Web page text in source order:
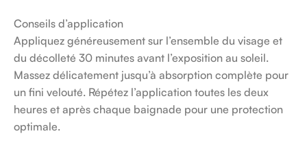
Conseils d’application
Appliquez généreusement sur l’ensemble du visage et
du décolleté 30 minutes avant l’exposition au soleil.
Massez délicatement jusqu’à absorption complète pour
un fini velouté. Répétez l’application toutes les deux
heures et après chaque baignade pour une protection
optimale.